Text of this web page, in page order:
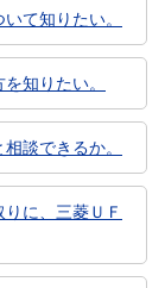
て知りたい。
知りたい。
談できるか。
に、三菱ＵＦ